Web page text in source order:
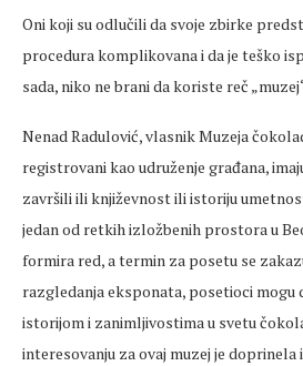
Oni koji su odlučili da svoje zbirke
procedura komplikovana i da je teško
sada, niko ne brani da koriste reč
Nenad Radulović, vlasnik Muzeja
registrovani kao udruženje građana,
završili ili književnost ili istoriju
jedan od retkih izložbenih prostora u
formira red, a termin za posetu se
razgledanja eksponata, posetioci mogu
istorijom i zanimljivostima u svetu
interesovanju za ovaj muzej je